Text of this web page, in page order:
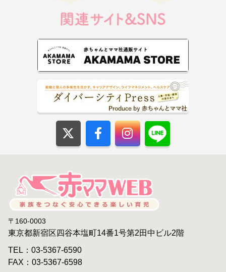
〒160-0003
東京都新宿区四谷本塩町14番1号第2田中ビル2階
TEL：03-5367-6590
FAX：03-5367-6598